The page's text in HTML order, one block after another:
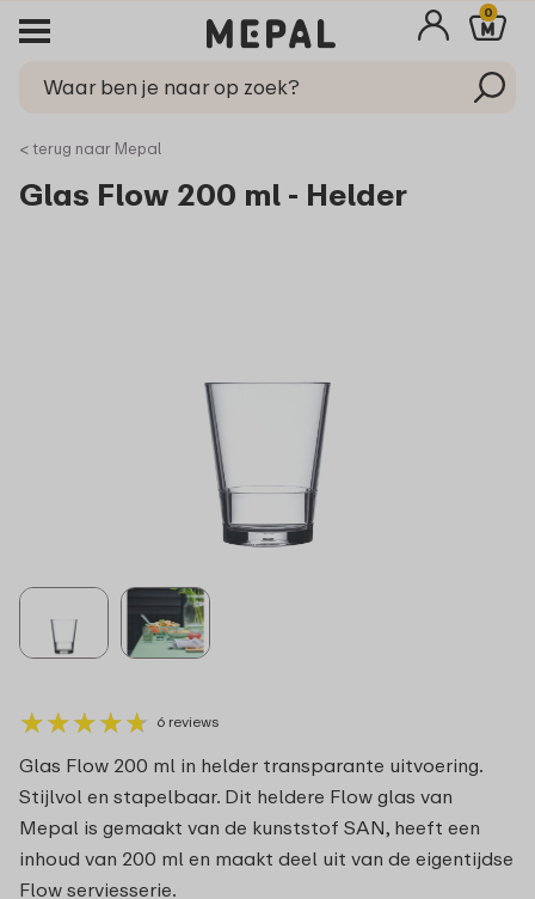
0
< terug naar Mepal
Glas Flow 200 ml - Helder
★★★★★
★★★★★ 6 reviews
Glas Flow 200 ml in helder transparante uitvoering.
Stijlvol en stapelbaar. Dit heldere Flow glas van
Mepal is gemaakt van de kunststof SAN, heeft een
inhoud van 200 ml en maakt deel uit van de eigentijdse
Flow serviesserie.